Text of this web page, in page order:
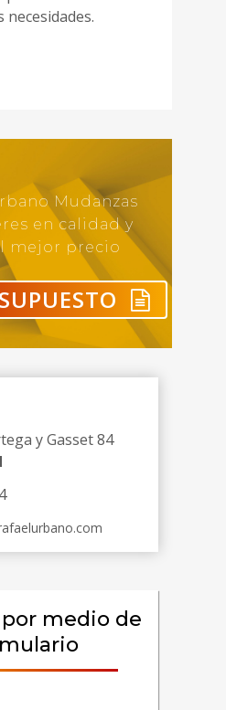
necesidades.
Mudanzas
en calidad y
mejor precio
y Gasset 84
medio de